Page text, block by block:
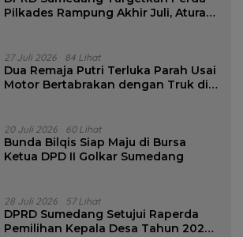
Pilkades Rampung Akhir Juli, Aturan
27 Juli 2026 84 Lihat
Dua Remaja Putri Terluka Parah Usai
Motor Bertabrakan dengan Truk di
20 Juli 2026 60 Lihat
Bunda Bilqis Siap Maju di Bursa
Ketua DPD II Golkar Sumedang
28 Juli 2026 57 Lihat
DPRD Sumedang Setujui Raperda
Pemilihan Kepala Desa Tahun 2026